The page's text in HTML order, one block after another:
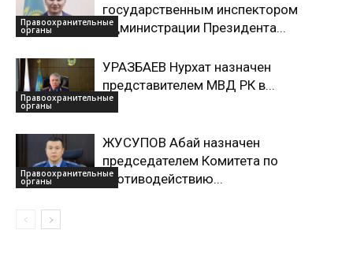
Правоохранительные
органы
государственным инспектором
Администрации Президента...
Правоохранительные
органы
УРАЗБАЕВ Нурхат назначен
представителем МВД РК в...
Правоохранительные
органы
ЖУСУПОВ Абай назначен
председателем Комитета по
противодействию...